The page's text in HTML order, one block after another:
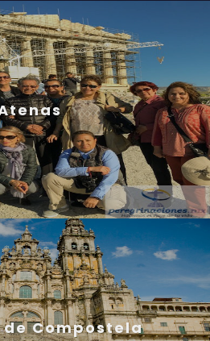
Compostela